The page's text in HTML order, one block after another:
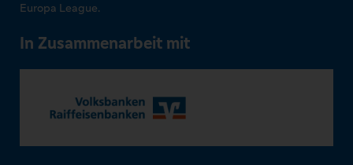
Europa League.
In Zusammenarbeit mit